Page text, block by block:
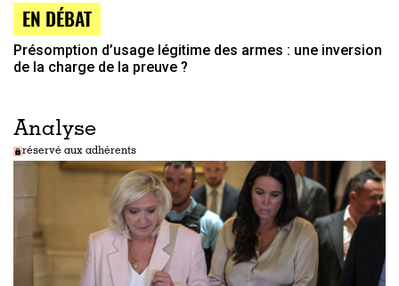
EN DÉBAT
Présomption d’usage légitime des armes : une inversion
de la charge de la preuve ?
Analyse
réservé aux adhérents